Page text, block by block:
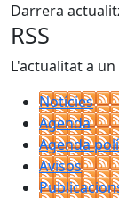
Darrera
RSS
L'actualitat a un
Notícies
Agenda
Agenda
Avisos